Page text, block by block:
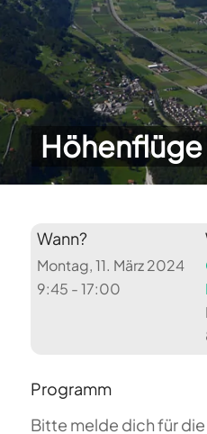
Höhenflüge
Wann?
Montag, 11. März 2024
9:45 - 17:00
Programm
Bitte melde dich für